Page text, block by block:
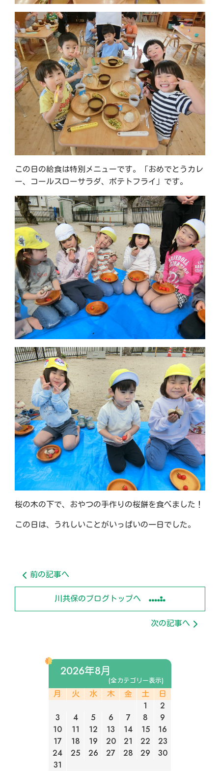
この日の給食は特別メニューです。「おめでとうカレ
ー、コールスローサラダ、ポテトフライ」です。
桜の木の下で、おやつの手作りの桜餅を食べました！
この日は、うれしいことがいっぱいの一日でした。
前の記事へ
川共保のブログトップへ
次の記事へ
2026年8月
(全カテゴリー表示)
月 火 水 木 金 土 日
1
2
3
4 5 6 7 8
9
10
11 12 13 14 15
16
17
18 19 20 21 22
23
24
25 26 27 28 29
30
31